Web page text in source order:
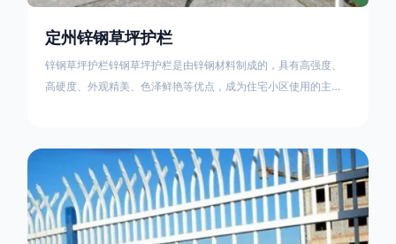
定州锌钢草坪护栏
锌钢草坪护栏锌钢草坪护栏是由锌钢材料制成的，具有高强度、
高硬度、外观精美、色泽鲜艳等优点，成为住宅小区使用的主流
的使用方法主要是应用在人员行走的边界处，这就需要锌钢草坪
护栏产品的表面设计较为圆滑，减少人员不小心碰触锌钢草坪护
栏产品的伤害值。在安装前，土木建筑为砖砌或混凝土浇筑奠定
了的基础